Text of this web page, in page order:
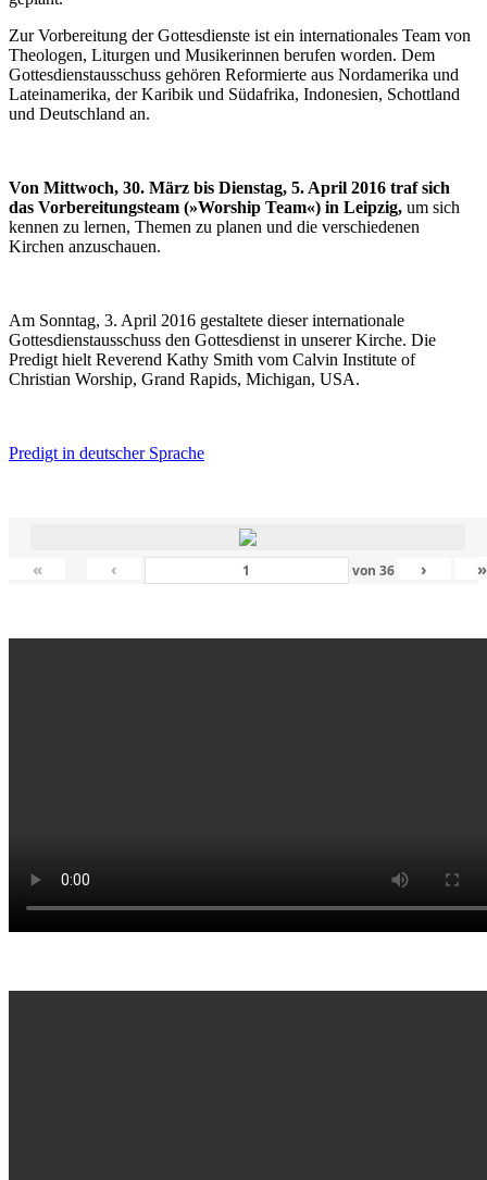
Zur Vorbereitung der Gottesdienste ist ein internationales Team von
Theologen, Liturgen und Musikerinnen berufen worden. Dem
Gottesdienstausschuss gehören Reformierte aus Nordamerika und
Lateinamerika, der Karibik und Südafrika, Indonesien, Schottland
und Deutschland an.
Von Mittwoch, 30. März bis Dienstag, 5. April 2016 traf sich
das Vorbereitungsteam (»Worship Team«) in Leipzig, um sich
kennen zu lernen, Themen zu planen und die verschiedenen
Kirchen anzuschauen.
Am Sonntag, 3. April 2016 gestaltete dieser internationale
Gottesdienstausschuss den Gottesdienst in unserer Kirche. Die
Predigt hielt Reverend Kathy Smith vom Calvin Institute of
Christian Worship, Grand Rapids, Michigan, USA.
Predigt in deutscher Sprache
« ‹ von 36 › »